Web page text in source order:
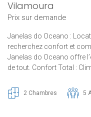
Vilamoura
Prix ​​sur demande
Janelas do Oceano :
recherchez confort et
Janelas do Oceano offre
de tout. Confort Total :
2 Chambres 5